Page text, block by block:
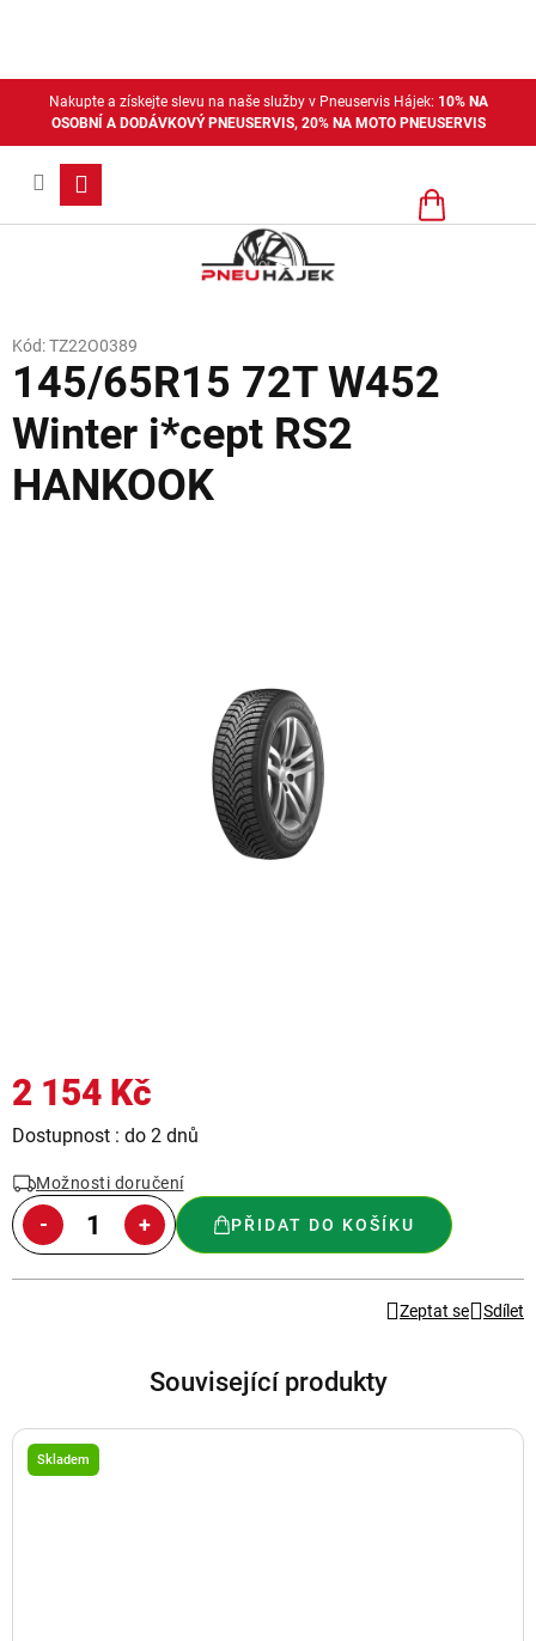
Nakupte a získejte slevu na naše služby v Pneuservis Hájek: 10% NA
OSOBNÍ A DODÁVKOVÝ PNEUSERVIS, 20% NA MOTO PNEUSERVIS
Nákupní
145/65R15 72T W452
Winter i*cept RS2
HANKOOK
Kód:TZ22O0389
2 154 Kč
Měrná
Dostupnost : do 2 dnů
Možnosti doručení
PŘIDAT DO KOŠÍKU
Zeptat se Sdílet
Související produkty
Skladem